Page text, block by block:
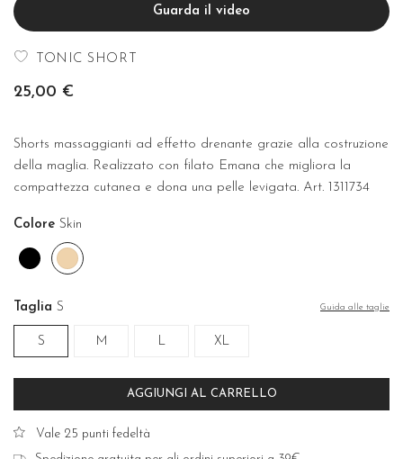
Guarda il video
TONIC SHORT
25,00 €
Shorts massaggianti ad effetto drenante grazie alla costruzione
della maglia. Realizzato con filato Emana che migliora la
compattezza cutanea e dona una pelle levigata. Art. 1311734
Colore Skin
Nero Skin
Taglia S Guida alle taglie
S M L XL
AGGIUNGI AL CARRELLO
Vale 25 punti fedeltà